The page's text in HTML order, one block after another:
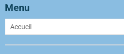
Menu